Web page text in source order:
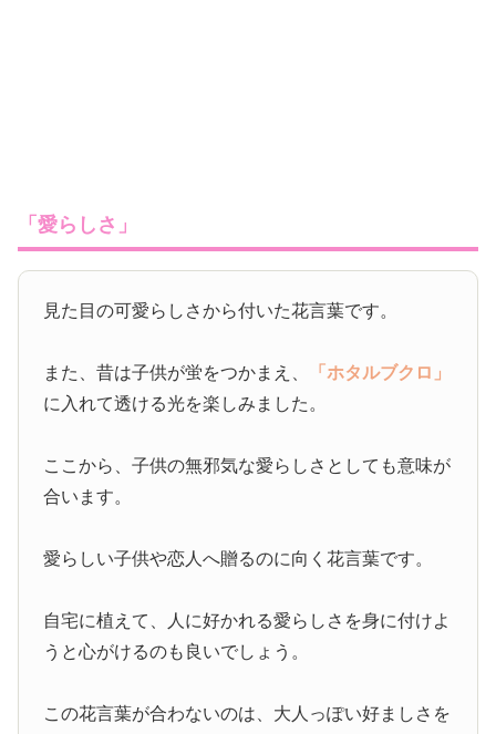
「愛らしさ」
見た目の可愛らしさから付いた花言葉です。
また、昔は子供が蛍をつかまえ、
「ホタルブクロ」
に入れて透ける光を楽しみました。
ここから、子供の無邪気な愛らしさとしても意味が
合います。
愛らしい子供や恋人へ贈るのに向く花言葉です。
自宅に植えて、人に好かれる愛らしさを身に付けよ
うと心がけるのも良いでしょう。
この花言葉が合わないのは、大人っぽい好ましさを